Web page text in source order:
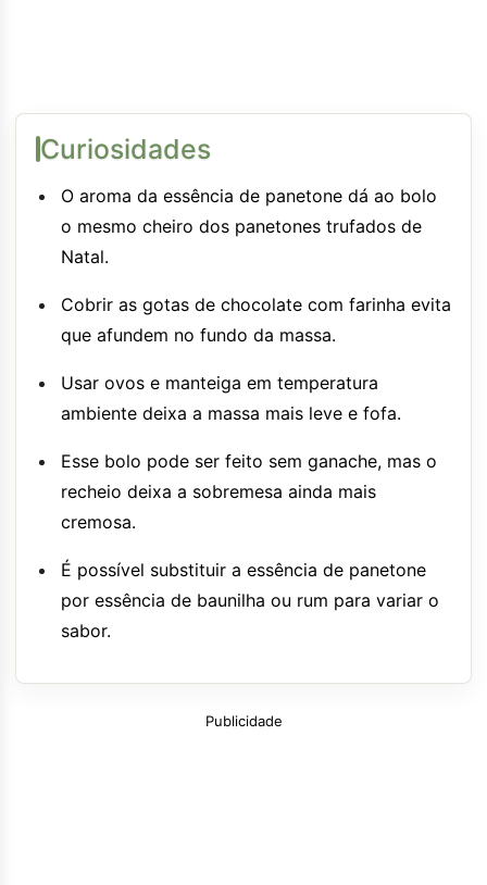
Curiosidades
O aroma da essência de panetone dá ao bolo
o mesmo cheiro dos panetones trufados de
Natal.
Cobrir as gotas de chocolate com farinha evita
que afundem no fundo da massa.
Usar ovos e manteiga em temperatura
ambiente deixa a massa mais leve e fofa.
Esse bolo pode ser feito sem ganache, mas o
recheio deixa a sobremesa ainda mais
cremosa.
É possível substituir a essência de panetone
por essência de baunilha ou rum para variar o
sabor.
Publicidade